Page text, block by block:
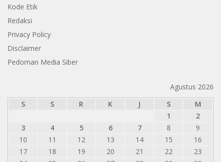
Kode Etik
Redaksi
Privacy Policy
Disclaimer
Pedoman Media Siber
Agustus 2026
S
S R K J S
M
1
2
3
4 5 6 7 8
9
10
11 12 13 14 15
16
17
18 19 20 21 22
23